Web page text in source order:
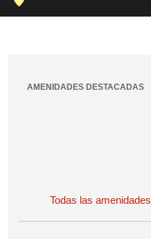
AMENIDADES DESTACADAS
Todas las amenidades